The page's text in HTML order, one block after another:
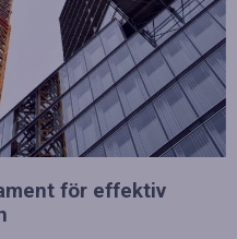
för effektiv